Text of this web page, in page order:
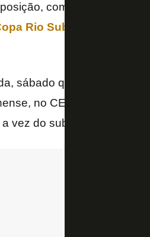
com 10 pontos, e
Rio Sub-17
sábado que vem, o
no CEFAT. Às 13h,
vez do sub-15 entrar em